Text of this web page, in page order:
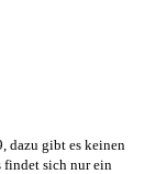
dazu gibt es keinen
findet sich nur ein